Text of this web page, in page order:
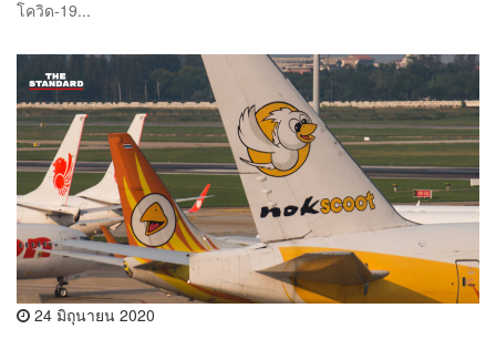
โควิด-19...
24 มิถุนายน 2020